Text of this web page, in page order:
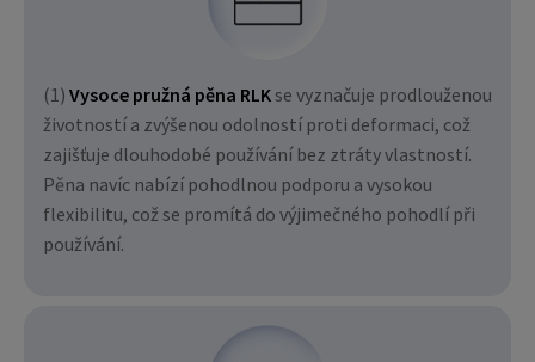
(1) Vysoce pružná pěna RLKse vyznačuje prodlouženou
životností a zvýšenou odolností proti deformaci, což
zajišťuje dlouhodobé používání bez ztráty vlastností.
Pěna navíc nabízí pohodlnou podporu a vysokou
flexibilitu, což se promítá do výjimečného pohodlí při
používání.